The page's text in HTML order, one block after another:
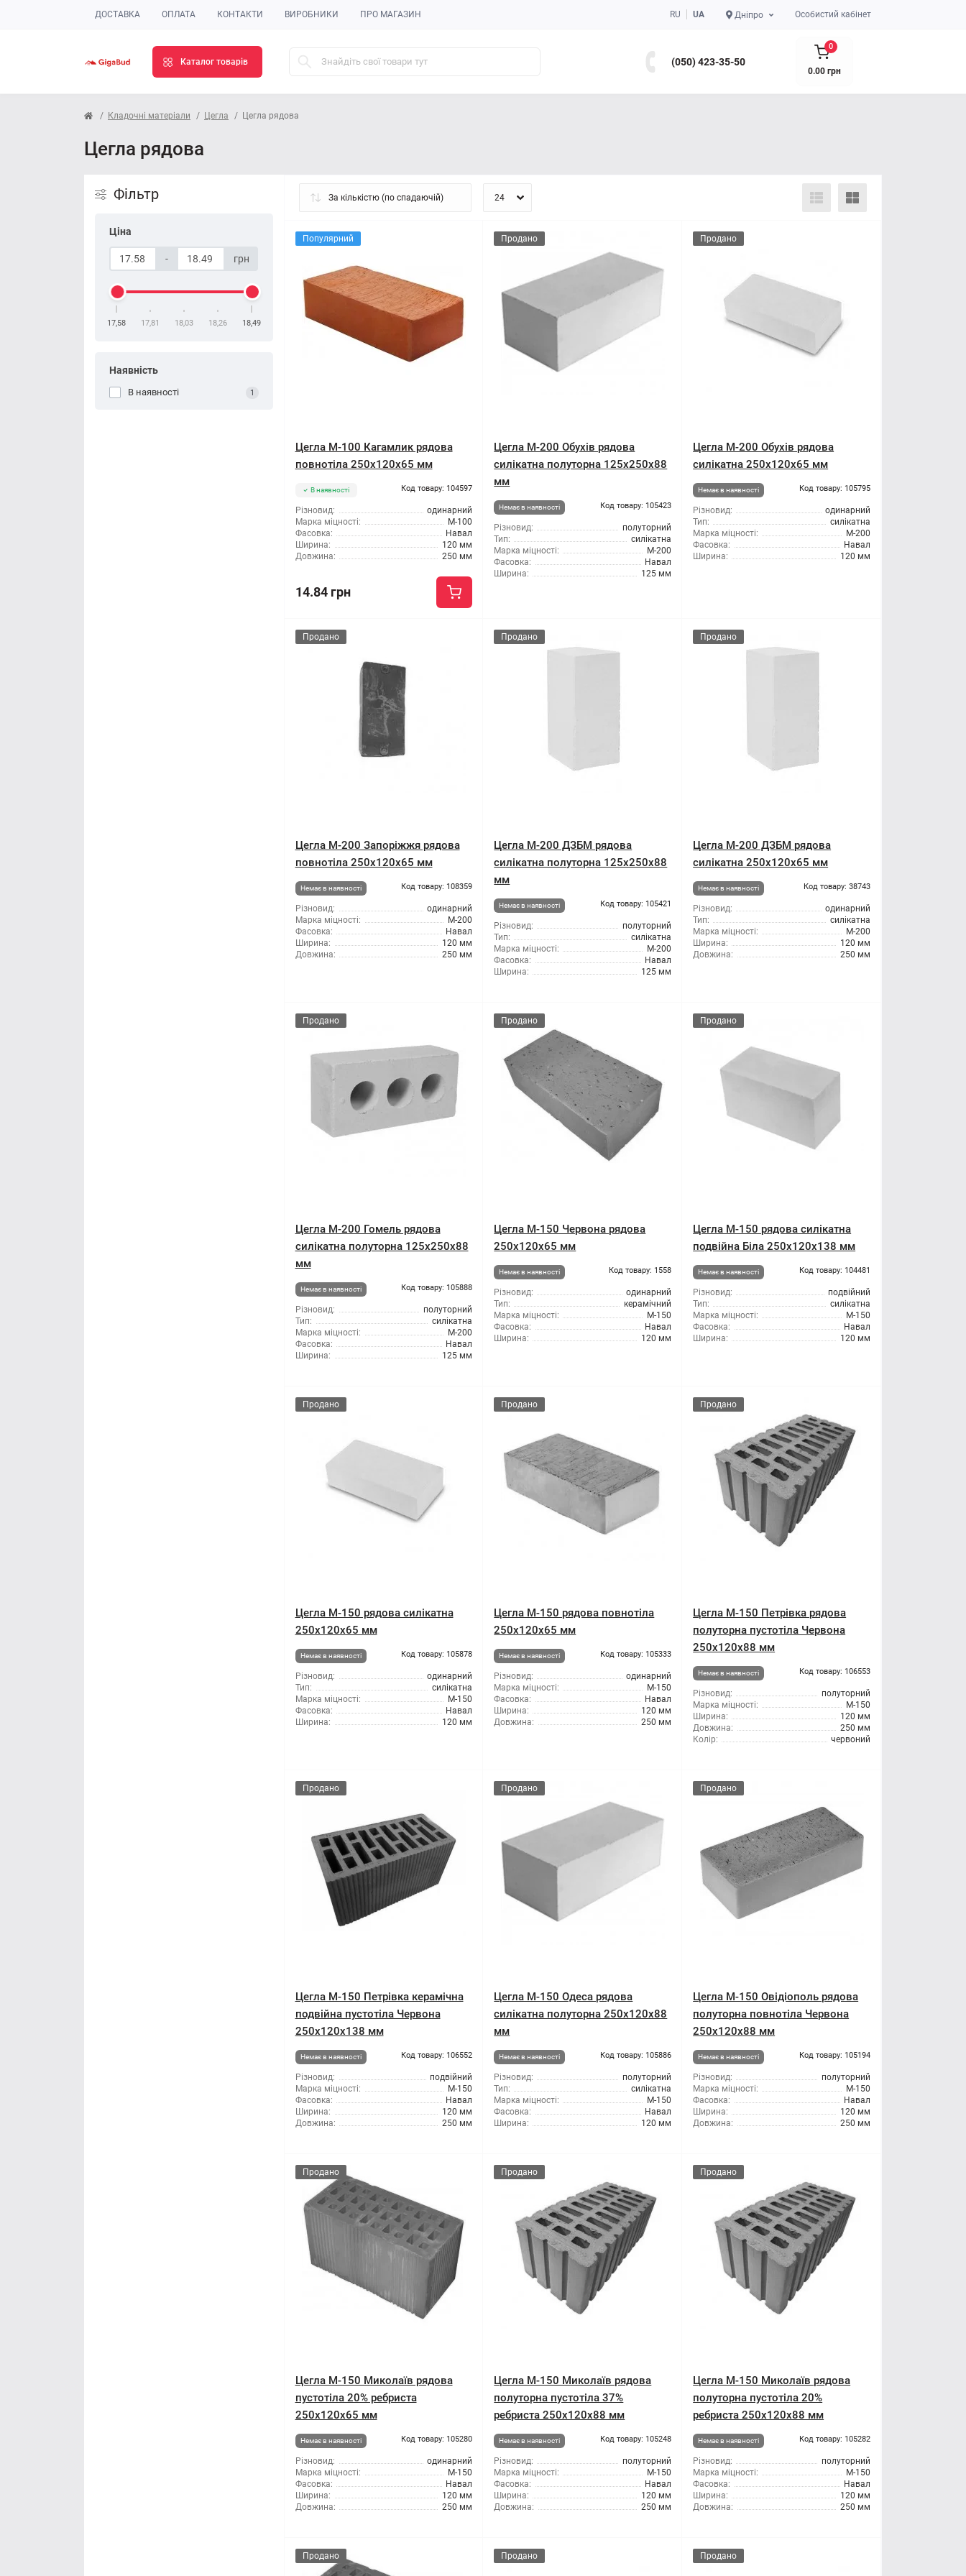
ДОСТАВКА ОПЛАТА КОНТАКТИ ВИРОБНИКИ ПРО МАГАЗИН RU UA Дніпро Особистий кабінет
Каталог товарів (050) 423-35-50
0
0.00 грн
Кладочні матеріали Цегла Цегла рядова
Цегла рядова
Фільтр
Ціна
- грн
17,58 17,81 18,03 18,26 18,49
Наявність
В наявності 1
Популярний
Цегла М-100 Кагамлик рядова
повнотіла 250х120х65 мм
В наявності Код товару: 104597
Різновид:
одинарний
Марка міцності:
М-100
Фасовка:
Навал
Ширина:
120 мм
Довжина:
250 мм
14.84 грн
Продано
Цегла М-200 Обухів рядова
силікатна полуторна 125х250х88
мм
Немає в наявності Код товару: 105423
Різновид:
полуторний
Тип:
силікатна
Марка міцності:
М-200
Фасовка:
Навал
Ширина:
125 мм
Продано
Цегла М-200 Обухів рядова
силікатна 250х120х65 мм
Немає в наявності Код товару: 105795
Різновид:
одинарний
Тип:
силікатна
Марка міцності:
М-200
Фасовка:
Навал
Ширина:
120 мм
Продано
Цегла М-200 Запоріжжя рядова
повнотіла 250х120х65 мм
Немає в наявності Код товару: 108359
Різновид:
одинарний
Марка міцності:
М-200
Фасовка:
Навал
Ширина:
120 мм
Довжина:
250 мм
Продано
Цегла М-200 ДЗБМ рядова
силікатна полуторна 125х250х88
мм
Немає в наявності Код товару: 105421
Різновид:
полуторний
Тип:
силікатна
Марка міцності:
М-200
Фасовка:
Навал
Ширина:
125 мм
Продано
Цегла М-200 ДЗБМ рядова
силікатна 250х120х65 мм
Немає в наявності Код товару: 38743
Різновид:
одинарний
Тип:
силікатна
Марка міцності:
М-200
Ширина:
120 мм
Довжина:
250 мм
Продано
Цегла М-200 Гомель рядова
силікатна полуторна 125х250х88
мм
Немає в наявності Код товару: 105888
Різновид:
полуторний
Тип:
силікатна
Марка міцності:
М-200
Фасовка:
Навал
Ширина:
125 мм
Продано
Цегла М-150 Червона рядова
250х120х65 мм
Немає в наявності Код товару: 1558
Різновид:
одинарний
Тип:
керамічний
Марка міцності:
М-150
Фасовка:
Навал
Ширина:
120 мм
Продано
Цегла М-150 рядова силікатна
подвійна Біла 250х120х138 мм
Немає в наявності Код товару: 104481
Різновид:
подвійний
Тип:
силікатна
Марка міцності:
М-150
Фасовка:
Навал
Ширина:
120 мм
Продано
Цегла М-150 рядова силікатна
250х120х65 мм
Немає в наявності Код товару: 105878
Різновид:
одинарний
Тип:
силікатна
Марка міцності:
М-150
Фасовка:
Навал
Ширина:
120 мм
Продано
Цегла М-150 рядова повнотіла
250х120х65 мм
Немає в наявності Код товару: 105333
Різновид:
одинарний
Марка міцності:
М-150
Фасовка:
Навал
Ширина:
120 мм
Довжина:
250 мм
Продано
Цегла М-150 Петрівка рядова
полуторна пустотіла Червона
250х120х88 мм
Немає в наявності Код товару: 106553
Різновид:
полуторний
Марка міцності:
М-150
Ширина:
120 мм
Довжина:
250 мм
Колір:
червоний
Продано
Цегла М-150 Петрівка керамічна
подвійна пустотіла Червона
250х120х138 мм
Немає в наявності Код товару: 106552
Різновид:
подвійний
Марка міцності:
М-150
Фасовка:
Навал
Ширина:
120 мм
Довжина:
250 мм
Продано
Цегла М-150 Одеса рядова
силікатна полуторна 250x120x88
мм
Немає в наявності Код товару: 105886
Різновид:
полуторний
Тип:
силікатна
Марка міцності:
М-150
Фасовка:
Навал
Ширина:
120 мм
Продано
Цегла М-150 Овідіополь рядова
полуторна повнотіла Червона
250х120х88 мм
Немає в наявності Код товару: 105194
Різновид:
полуторний
Марка міцності:
М-150
Фасовка:
Навал
Ширина:
120 мм
Довжина:
250 мм
Продано
Цегла М-150 Миколаїв рядова
пустотіла 20% ребриста
250х120х65 мм
Немає в наявності Код товару: 105280
Різновид:
одинарний
Марка міцності:
М-150
Фасовка:
Навал
Ширина:
120 мм
Довжина:
250 мм
Продано
Цегла М-150 Миколаїв рядова
полуторна пустотіла 37%
ребриста 250х120х88 мм
Немає в наявності Код товару: 105248
Різновид:
полуторний
Марка міцності:
М-150
Фасовка:
Навал
Ширина:
120 мм
Довжина:
250 мм
Продано
Цегла М-150 Миколаїв рядова
полуторна пустотіла 20%
ребриста 250х120х88 мм
Немає в наявності Код товару: 105282
Різновид:
полуторний
Марка міцності:
М-150
Фасовка:
Навал
Ширина:
120 мм
Довжина:
250 мм
Продано Продано Продано